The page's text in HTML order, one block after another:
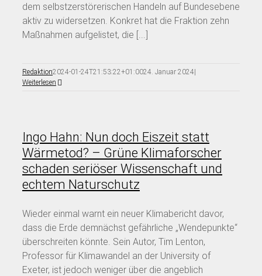
dem selbstzerstörerischen Handeln auf Bundesebene
aktiv zu widersetzen. Konkret hat die Fraktion zehn
Maßnahmen aufgelistet, die [...]
Redaktion2024-01-24T21:53:22+01:0024. Januar 2024|
Weiterlesen
Ingo Hahn: Nun doch Eiszeit statt
Wärmetod? – Grüne Klimaforscher
schaden seriöser Wissenschaft und
echtem Naturschutz
Wieder einmal warnt ein neuer Klimabericht davor,
dass die Erde demnächst gefährliche „Wendepunkte“
überschreiten könnte. Sein Autor, Tim Lenton,
Professor für Klimawandel an der University of
Exeter, ist jedoch weniger über die angeblich